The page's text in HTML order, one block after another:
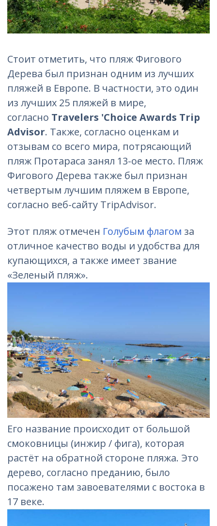
Стоит отметить, что пляж Фигового
Дерева был признан одним из лучших
пляжей в Европе. В частности, это один
из лучших 25 пляжей в мире,
согласно Travelers 'Choice Awards Trip
Advisor. Также, согласно оценкам и
отзывам со всего мира, потрясающий
пляж Протараса занял 13-ое место. Пляж
Фигового Дерева также был признан
четвертым лучшим пляжем в Европе,
согласно веб-сайту TripAdvisor.
Этот пляж отмечен Голубым флагом за
отличное качество воды и удобства для
купающихся, а также имеет звание
«Зеленый пляж».
Его название происходит от большой
смоковницы (инжир / фига), которая
растёт на обратной стороне пляжа. Это
дерево, согласно преданию, было
посажено там завоевателями с востока в
17 веке.